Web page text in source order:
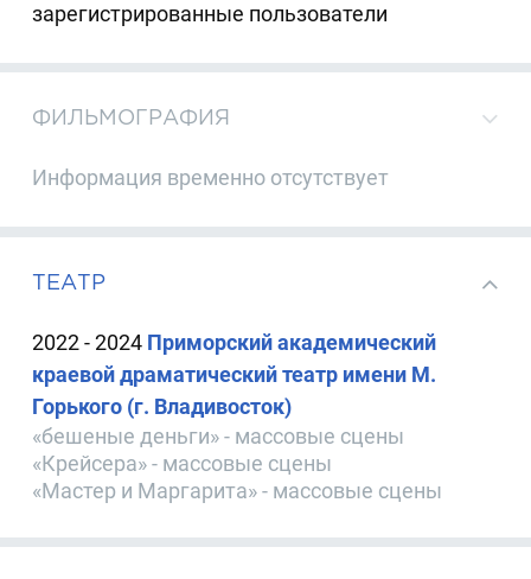
зарегистрированные пользователи
ФИЛЬМОГРАФИЯ
Информация временно отсутствует
ТЕАТР
2022 - 2024 Приморский академический
краевой драматический театр имени М.
Горького (г. Владивосток)
«бешеные деньги» - массовые сцены
«Крейсера» - массовые сцены
«Мастер и Маргарита» - массовые сцены